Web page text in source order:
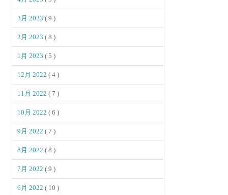
3月 2023( 9 )
2月 2023( 8 )
1月 2023( 5 )
12月 2022( 4 )
11月 2022( 7 )
10月 2022( 6 )
9月 2022( 7 )
8月 2022( 8 )
7月 2022( 9 )
6月 2022( 10 )